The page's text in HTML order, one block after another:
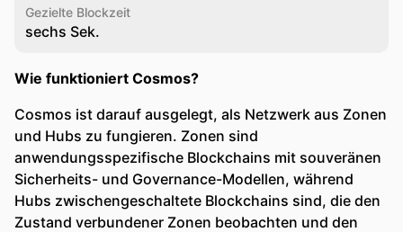
Gezielte Blockzeit
sechs Sek.
Wie funktioniert Cosmos?
Cosmos ist darauf ausgelegt, als Netzwerk aus Zonen
und Hubs zu fungieren. Zonen sind
anwendungsspezifische Blockchains mit souveränen
Sicherheits- und Governance-Modellen, während
Hubs zwischengeschaltete Blockchains sind, die den
Zustand verbundener Zonen beobachten und den